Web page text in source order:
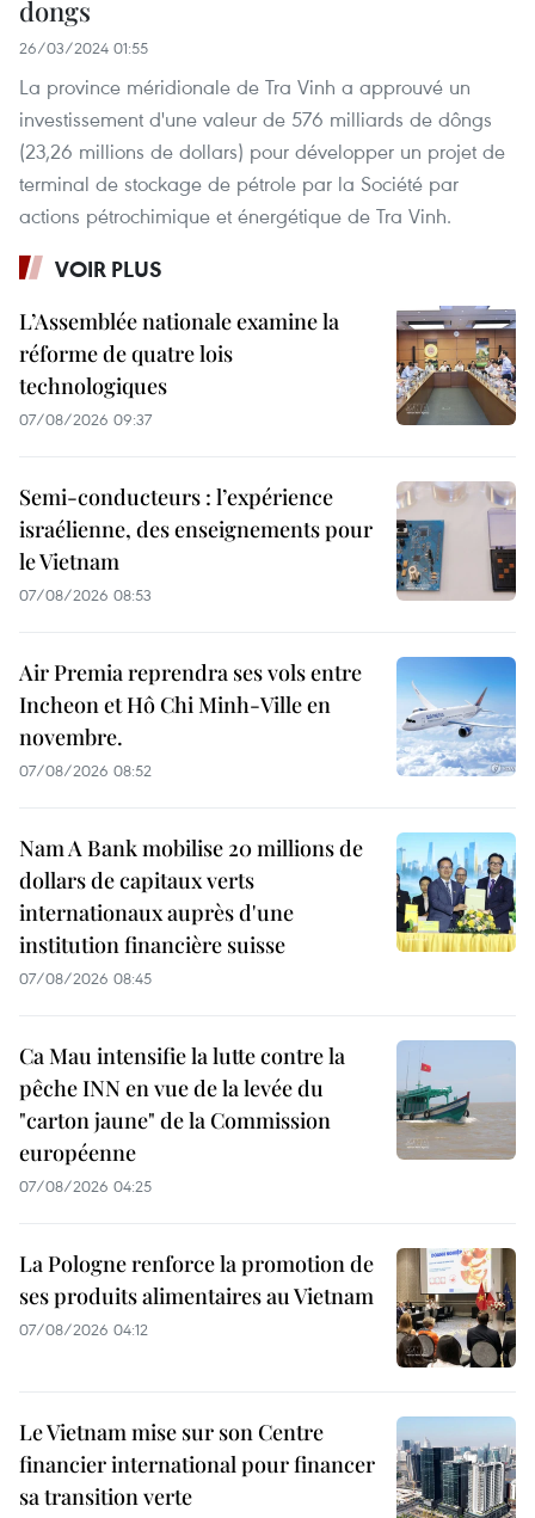
dongs
26/03/2024 01:55
La province méridionale de Tra Vinh a approuvé un
investissement d'une valeur de 576 milliards de dôngs
(23,26 millions de dollars) pour développer un projet de
terminal de stockage de pétrole par la Société par
actions pétrochimique et énergétique de Tra Vinh.
VOIR PLUS
L’Assemblée nationale examine la
réforme de quatre lois
technologiques
07/08/2026 09:37
Semi-conducteurs : l’expérience
israélienne, des enseignements pour
le Vietnam
07/08/2026 08:53
Air Premia reprendra ses vols entre
Incheon et Hô Chi Minh-Ville en
novembre.
07/08/2026 08:52
Nam A Bank mobilise 20 millions de
dollars de capitaux verts
internationaux auprès d'une
institution financière suisse
07/08/2026 08:45
Ca Mau intensifie la lutte contre la
pêche INN en vue de la levée du
"carton jaune" de la Commission
européenne
07/08/2026 04:25
La Pologne renforce la promotion de
ses produits alimentaires au Vietnam
07/08/2026 04:12
Le Vietnam mise sur son Centre
financier international pour financer
sa transition verte